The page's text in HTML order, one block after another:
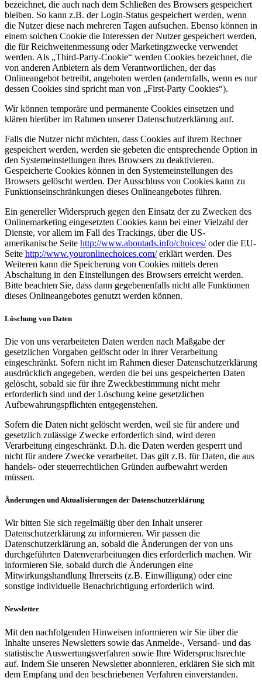
bezeichnet, die auch nach dem Schließen des Browsers gespeichert
bleiben. So kann z.B. der Login-Status gespeichert werden, wenn
die Nutzer diese nach mehreren Tagen aufsuchen. Ebenso können in
einem solchen Cookie die Interessen der Nutzer gespeichert werden,
die für Reichweitenmessung oder Marketingzwecke verwendet
werden. Als „Third-Party-Cookie“ werden Cookies bezeichnet, die
von anderen Anbietern als dem Verantwortlichen, der das
Onlineangebot betreibt, angeboten werden (andernfalls, wenn es nur
dessen Cookies sind spricht man von „First-Party Cookies“).
Wir können temporäre und permanente Cookies einsetzen und
klären hierüber im Rahmen unserer Datenschutzerklärung auf.
Falls die Nutzer nicht möchten, dass Cookies auf ihrem Rechner
gespeichert werden, werden sie gebeten die entsprechende Option in
den Systemeinstellungen ihres Browsers zu deaktivieren.
Gespeicherte Cookies können in den Systemeinstellungen des
Browsers gelöscht werden. Der Ausschluss von Cookies kann zu
Funktionseinschränkungen dieses Onlineangebotes führen.
Ein genereller Widerspruch gegen den Einsatz der zu Zwecken des
Onlinemarketing eingesetzten Cookies kann bei einer Vielzahl der
Dienste, vor allem im Fall des Trackings, über die US-
amerikanische Seite http://www.aboutads.info/choices/oder die EU-
Seite http://www.youronlinechoices.com/erklärt werden. Des
Weiteren kann die Speicherung von Cookies mittels deren
Abschaltung in den Einstellungen des Browsers erreicht werden.
Bitte beachten Sie, dass dann gegebenenfalls nicht alle Funktionen
dieses Onlineangebotes genutzt werden können.
Löschung von Daten
Die von uns verarbeiteten Daten werden nach Maßgabe der
gesetzlichen Vorgaben gelöscht oder in ihrer Verarbeitung
eingeschränkt. Sofern nicht im Rahmen dieser Datenschutzerklärung
ausdrücklich angegeben, werden die bei uns gespeicherten Daten
gelöscht, sobald sie für ihre Zweckbestimmung nicht mehr
erforderlich sind und der Löschung keine gesetzlichen
Aufbewahrungspflichten entgegenstehen.
Sofern die Daten nicht gelöscht werden, weil sie für andere und
gesetzlich zulässige Zwecke erforderlich sind, wird deren
Verarbeitung eingeschränkt. D.h. die Daten werden gesperrt und
nicht für andere Zwecke verarbeitet. Das gilt z.B. für Daten, die aus
handels- oder steuerrechtlichen Gründen aufbewahrt werden
müssen.
Änderungen und Aktualisierungen der Datenschutzerklärung
Wir bitten Sie sich regelmäßig über den Inhalt unserer
Datenschutzerklärung zu informieren. Wir passen die
Datenschutzerklärung an, sobald die Änderungen der von uns
durchgeführten Datenverarbeitungen dies erforderlich machen. Wir
informieren Sie, sobald durch die Änderungen eine
Mitwirkungshandlung Ihrerseits (z.B. Einwilligung) oder eine
sonstige individuelle Benachrichtigung erforderlich wird.
Newsletter
Mit den nachfolgenden Hinweisen informieren wir Sie über die
Inhalte unseres Newsletters sowie das Anmelde-, Versand- und das
statistische Auswertungsverfahren sowie Ihre Widerspruchsrechte
auf. Indem Sie unseren Newsletter abonnieren, erklären Sie sich mit
dem Empfang und den beschriebenen Verfahren einverstanden.